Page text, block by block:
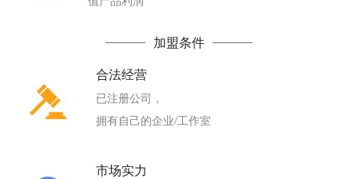
加盟条件
合法经营
已注册公司，
拥有自己的企业/工作室
市场实力